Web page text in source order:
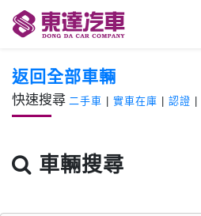
返回全部車輛
快速搜尋 二手車 實車在庫 認證
車輛搜尋